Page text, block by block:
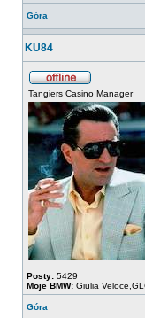
Góra
KU84
Tangiers Casino Manager
Posty: 5429
Moje BMW: Giulia
Góra